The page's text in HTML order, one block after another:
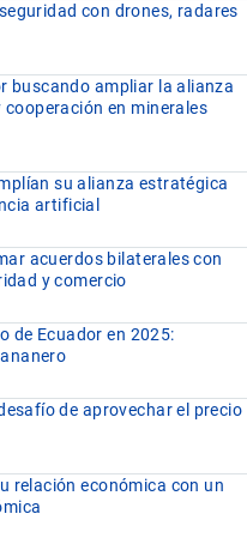
con drones, radares
buscando ampliar la alianza
en minerales
su alianza estratégica
artificial
acuerdos bilaterales con
y comercio
de Ecuador en 2025:
de aprovechar el precio
relación económica con un